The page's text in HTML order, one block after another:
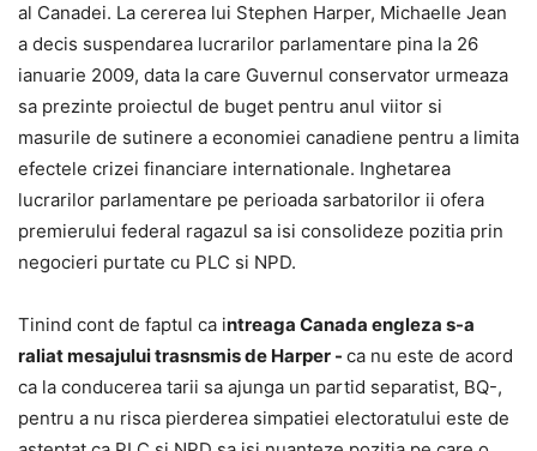
al Canadei. La cererea lui Stephen Harper, Michaelle Jean
a decis suspendarea lucrarilor parlamentare pina la 26
ianuarie 2009, data la care Guvernul conservator urmeaza
sa prezinte proiectul de buget pentru anul viitor si
masurile de sutinere a economiei canadiene pentru a limita
efectele crizei financiare internationale. Inghetarea
lucrarilor parlamentare pe perioada sarbatorilor ii ofera
premierului federal ragazul sa isi consolideze pozitia prin
negocieri purtate cu PLC si NPD.
Tinind cont de faptul ca intreaga Canada engleza s-a
raliat mesajului trasnsmis de Harper - ca nu este de acord
ca la conducerea tarii sa ajunga un partid separatist, BQ-,
pentru a nu risca pierderea simpatiei electoratului este de